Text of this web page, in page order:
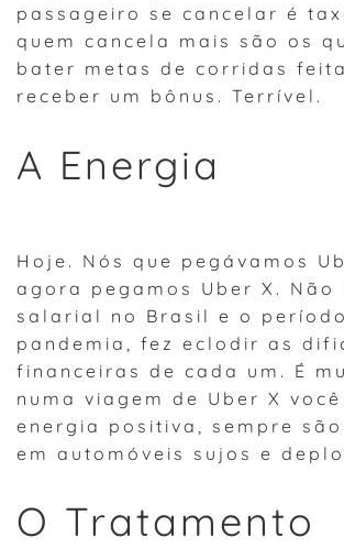
passageiro se cancelar é
quem cancela mais são os
bater metas de corridas
receber um bônus. Terrível.
A Energia
Hoje. Nós que pegávamos
agora pegamos Uber X. Não
salarial no Brasil e o
pandemia, fez eclodir as
financeiras de cada um. É
numa viagem de Uber X
energia positiva, sempre são
em automóveis sujos e
O Tratamento